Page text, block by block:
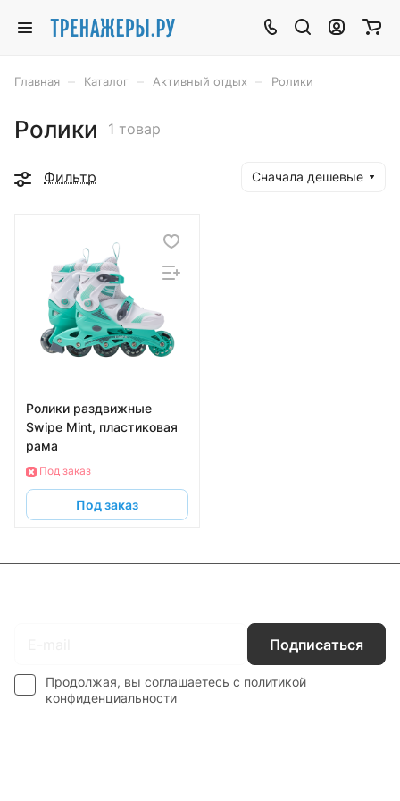
Главная Каталог Активный отдых Ролики
Ролики 1 товар
Фильтр Сначала дешевые
Ролики раздвижные
Swipe Mint, пластиковая
рама
Под заказ
Под заказ
Подписаться
Продолжая, вы соглашаетесь с политикой
конфиденциальности